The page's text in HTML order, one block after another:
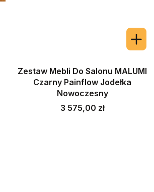
Zestaw Mebli Do Salonu MALUMI
Czarny Painflow Jodełka
Nowoczesny
Cena
3 575,00 zł